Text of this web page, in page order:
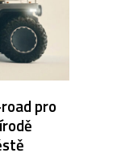
pro